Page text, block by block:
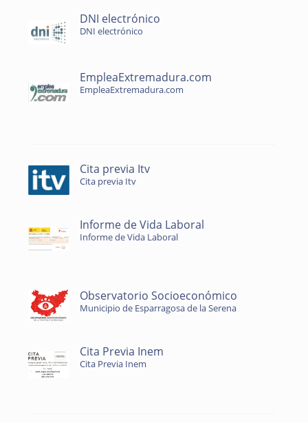
DNI electrónico
DNI electrónico
EmpleaExtremadura.com
EmpleaExtremadura.com
Cita previa Itv
Cita previa Itv
Informe de Vida Laboral
Informe de Vida Laboral
Observatorio Socioeconómico
Municipio de Esparragosa de la Serena
Cita Previa Inem
Cita Previa Inem